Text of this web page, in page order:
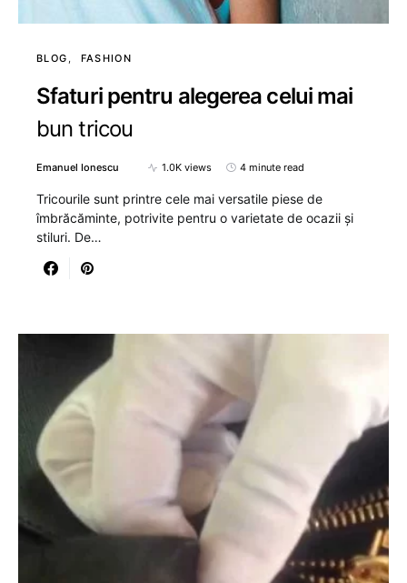
BLOG FASHION
Sfaturi pentru alegerea celui mai
bun tricou
Emanuel Ionescu 1.0K views 4 minute read
Tricourile sunt printre cele mai versatile piese de
îmbrăcăminte, potrivite pentru o varietate de ocazii și
stiluri. De…